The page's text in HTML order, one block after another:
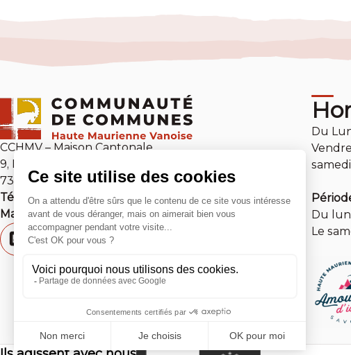
CCHMV – Maison Cantonale
9, Place Sommeiller
73 500 Modane
Tél :
04 79 05 10 54
Mail :contact@cchmv.fr
Du
Du
Le